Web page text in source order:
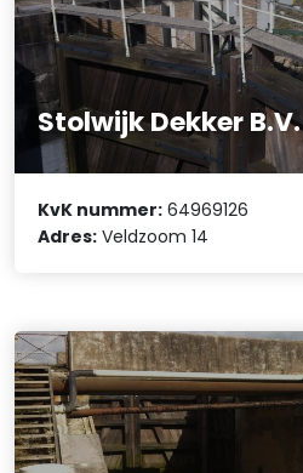
Stolwijk Dekker B.V.
KvK nummer: 64969126
Adres: Veldzoom 14